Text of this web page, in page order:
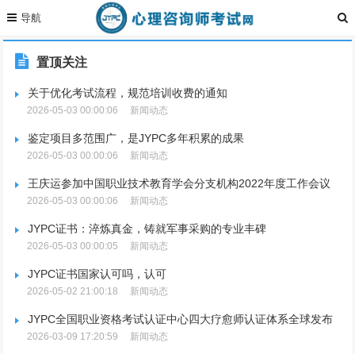
置顶关注
关于优化考试流程，规范培训收费的通知
2026-05-03 00:00:06 新闻动态
鉴定项目多范围广，是JYPC多年积累的成果
2026-05-03 00:00:06 新闻动态
王庆运参加中国职业技术教育学会分支机构2022年度工作会议
2026-05-03 00:00:06 新闻动态
JYPC证书：淬炼真金，铸就军事采购的专业丰碑
2026-05-03 00:00:05 新闻动态
JYPC证书国家认可吗，认可
2026-05-02 21:00:18 新闻动态
JYPC全国职业资格考试认证中心四大疗愈师认证体系全球发布
2026-03-09 17:20:59 新闻动态